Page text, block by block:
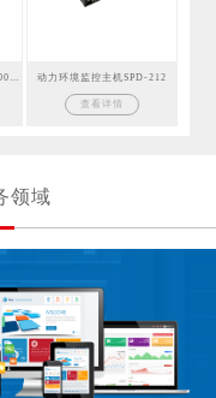
动力环境监控主机SPD-212
查看详情
领域